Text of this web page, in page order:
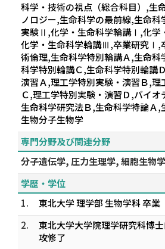
科学・技術の視点（総合科目）,生
ノロジー,生命科学の最前線,生命
実験Ⅱ,化学・生命科学輪講Ⅰ,化学
化学・生命科学輪講Ⅲ,卒業研究Ⅰ,
術倫理,生命科学特別輪講Ａ,生命科
科学特別輪講Ｃ,生命科学特別輪講
演習Ａ,理工学特別実験・演習Ｂ,理
Ｃ,理工学特別実験・演習Ｄ,バイオ
生命科学研究法Ｂ,生命科学特論Ａ,
生物分子生物学
専門分野及び関連分野
分子遺伝学, 圧力生理学, 細胞生物
学歴・学位
1.
東北大学 理学部 生物学科 卒業
2.
東北大学大学院理学研究科博
攻修了